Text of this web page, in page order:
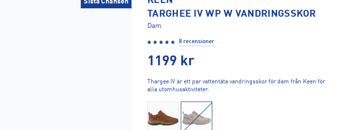
TARGHEE IV WP W VANDRINGSSKOR
Dam
8 recensioner
1199 kr
Thargee IV är ett par vattentäta vandringsskor för dam från Keen för
alla utomhusaktiviteter.
Sista Chansen